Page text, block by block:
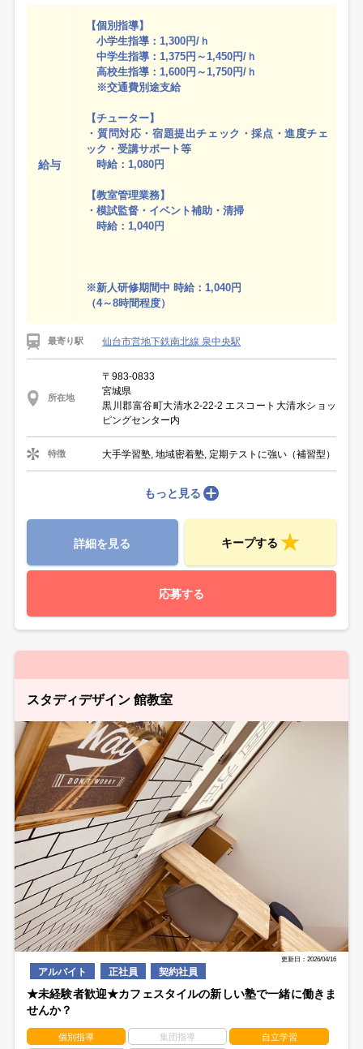
給与
【個別指導】
小学生指導：1,300円/ｈ
中学生指導：1,375円～1,450円/ｈ
高校生指導：1,600円～1,750円/ｈ
※交通費別途支給
【チューター】
・質問対応・宿題提出チェック・採点・進度チェ
ック・受講サポート等
時給：1,080円
【教室管理業務】
・模試監督・イベント補助・清掃
時給：1,040円
※新人研修期間中 時給：1,040円
（4～8時間程度）
最寄り駅 仙台市営地下鉄南北線 泉中央駅
所在地
〒983-0833
宮城県
黒川郡富谷町大清水2-22-2 エスコート大清水ショッ
ピングセンター内
特徴 大手学習塾, 地域密着塾, 定期テストに強い（補習型）
もっと見る
詳細を見る キープする
応募する
スタディデザイン 館教室
更新日：2026/04/16
アルバイト 正社員 契約社員
★未経験者歓迎★カフェスタイルの新しい塾で一緒に働きま
せんか？
個別指導 集団指導 自立学習